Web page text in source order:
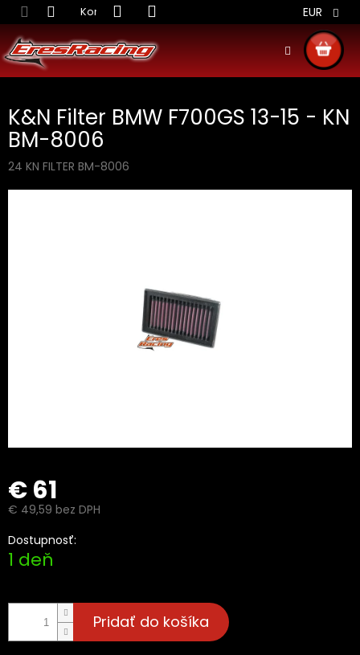
Prejsť
na
obsah
Kontakt Obchodné podmienky Doprava
EUR
KOŠÍK
K&N Filter BMW F700GS 13-15 - KN
BM-8006
24 KN FILTER BM-8006
€ 61
€ 49,59 bez DPH
Jednotková
cena:
Dostupnosť:
1 deň
Pridať do košíka